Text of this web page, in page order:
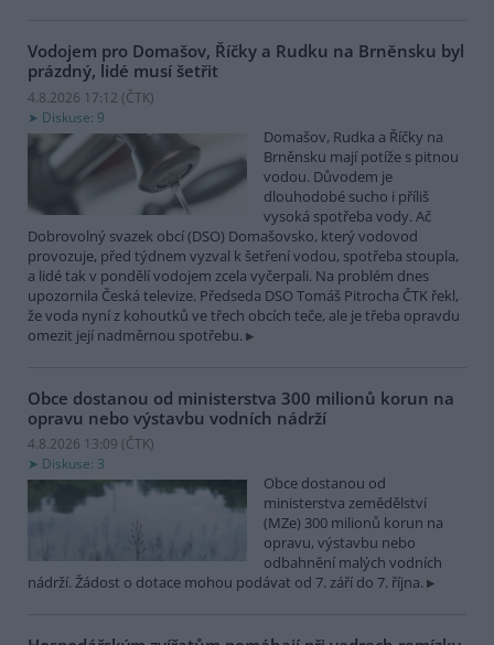
Vodojem pro Domašov, Říčky a Rudku na Brněnsku byl
prázdný, lidé musí šetřit
4.8.2026 17:12 (ČTK)
Diskuse: 9
Domašov, Rudka a Říčky na
Brněnsku mají potíže s pitnou
vodou. Důvodem je
dlouhodobé sucho i příliš
vysoká spotřeba vody. Ač
Dobrovolný svazek obcí (DSO) Domašovsko, který vodovod
provozuje, před týdnem vyzval k šetření vodou, spotřeba stoupla,
a lidé tak v pondělí vodojem zcela vyčerpali. Na problém dnes
upozornila Česká televize. Předseda DSO Tomáš Pitrocha ČTK řekl,
že voda nyní z kohoutků ve třech obcích teče, ale je třeba opravdu
omezit její nadměrnou spotřebu.
Obce dostanou od ministerstva 300 milionů korun na
opravu nebo výstavbu vodních nádrží
4.8.2026 13:09 (ČTK)
Diskuse: 3
Obce dostanou od
ministerstva zemědělství
(MZe) 300 milionů korun na
opravu, výstavbu nebo
odbahnění malých vodních
nádrží. Žádost o dotace mohou podávat od 7. září do 7. října.